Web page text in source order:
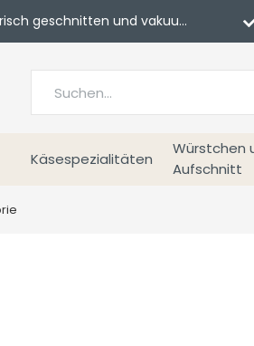
Käsespezialitäten
Würstchen
Aufschnitt
geschnitten und vakuumverpackt.